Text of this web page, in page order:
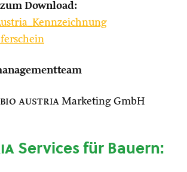
Download:
bio austria Marketing GmbH
Services für Bauern: